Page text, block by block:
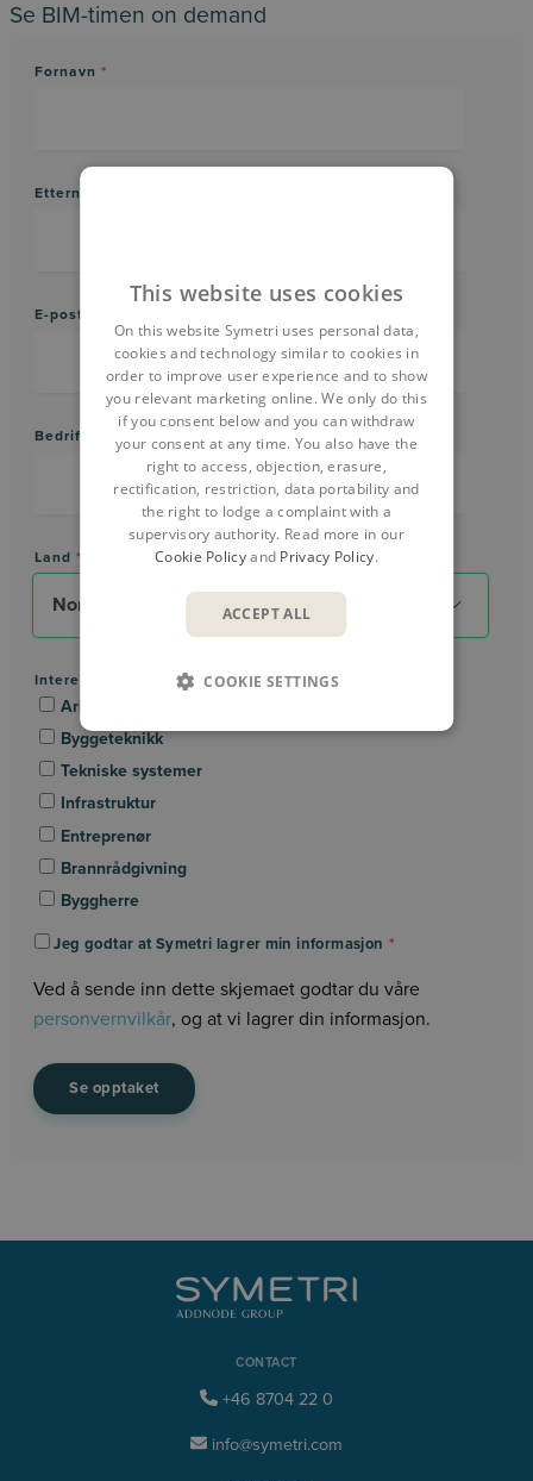
Se BIM-timen on demand
Fornavn *
Etternavn
E-postadresse (arbeid)
Bedriftsnavn
Land *
Interesseområde/Fagområde: *
Arkitektur
Byggeteknikk
Tekniske systemer
Infrastruktur
Entreprenør
Brannrådgivning
Byggherre
Jeg godtar at Symetri lagrer min informasjon *
Ved å sende inn dette skjemaet godtar du våre
personvernvilkår, og at vi lagrer din informasjon.
CONTACT
+46 8704 22 0
info@symetri.com
This website uses cookies
On this website Symetri uses personal data,
cookies and technology similar to cookies in
order to improve user experience and to show
you relevant marketing online. We only do this
if you consent below and you can withdraw
your consent at any time. You also have the
right to access, objection, erasure,
rectification, restriction, data portability and
the right to lodge a complaint with a
supervisory authority. Read more in our
Cookie Policyand Privacy Policy.
ACCEPT ALL
COOKIE SETTINGS